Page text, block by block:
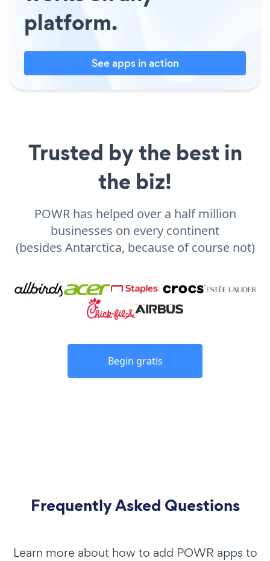
platform.
See apps in action
Trusted by the best in
the biz!
POWR has helped over a half million
businesses on every continent
(besides Antarctica, because of course not)
Begin gratis
Frequently Asked Questions
Learn more about how to add POWR apps to